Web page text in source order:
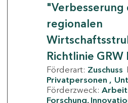
"Verbesserung
regionalen
Richtlinie GRW
Förderart: Zuschuss
Privatpersonen
Förderzweck:
Forschung,